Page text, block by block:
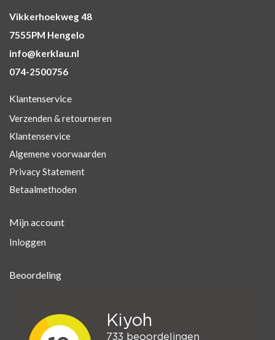
Vikkerhoekweg 48
7555PM Hengelo
info@kerklau.nl
074-2500756
Klantenservice
Verzenden & retourneren
Klantenservice
Algemene voorwaarden
Privacy Statement
Betaalmethoden
Mijn account
Inloggen
Beoordeling